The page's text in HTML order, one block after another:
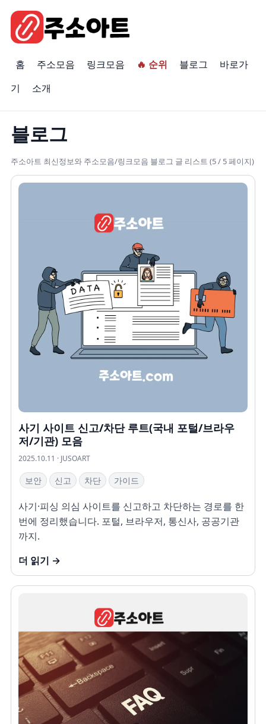
홈 주소모음 링크모음 🔥 순위 블로그
바로가
기
소개
블로그
주소아트 최신정보와 주소모음/링크모음 블로그 글 리스트 (5 / 5 페이지)
사기 사이트 신고/차단 루트(국내 포털/브라우
저/기관) 모음
2025.10.11 · JUSOART
보안 신고 차단 가이드
사기·피싱 의심 사이트를 신고하고 차단하는 경로를 한
번에 정리했습니다. 포털, 브라우저, 통신사, 공공기관
까지.
더 읽기 →